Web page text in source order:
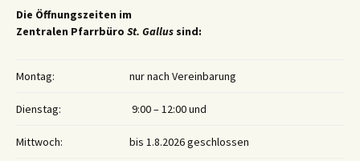
Die Öffnungszeiten im
Zentralen Pfarrbüro St. Gallus sind:
Montag: nur nach Vereinbarung
Dienstag: 9:00 – 12:00 und
Mittwoch: bis 1.8.2026 geschlossen